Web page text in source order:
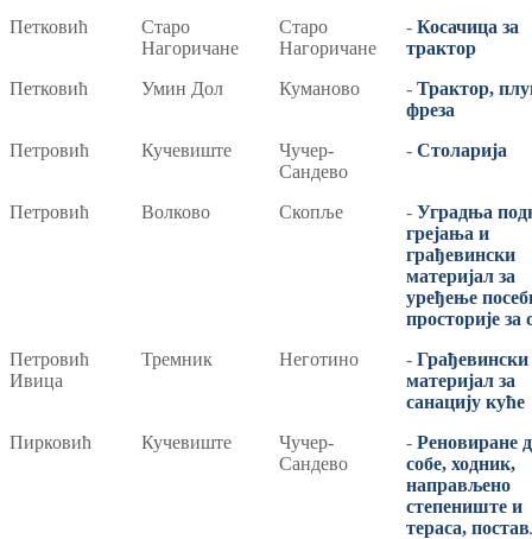
Петковић
Старо
Нагоричане
Старо
Нагоричане
- Косачица за
трактор
Петковић
Умин Дол Куманово - Трактор,
фреза
Петровић
Кучевиште
Чучер-
Сандево
- Столарија
Петровић Волково Скопље - Уградња
грејања и
грађевински
материјал за
уређење
просторије за
Петровић
Ивица
Тремник Неготино - Грађевински
материјал за
санацију куће
Пирковић
Кучевиште
Чучер-
Сандево
- Реновиране
собе, ходник,
направљено
степениште и
тераса,